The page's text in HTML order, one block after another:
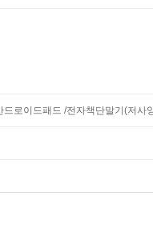
로이드패드 /전자책단말기(저사